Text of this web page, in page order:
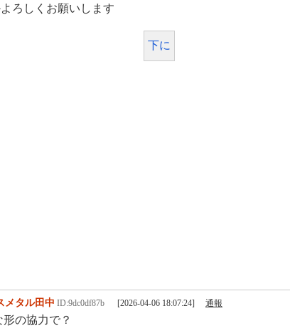
ろしくお願いします
下に
メタル田中 ID:9dc0df87b [2026-04-06 18:07:24] 通報
の協力で？